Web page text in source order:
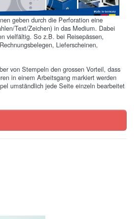
geben durch die Perforation eine
Text/Zeichen) in das Medium. Dabei
vielfältig. So z.B. bei Reisepässen,
Lieferscheinen,
von Stempeln den grossen Vorteil, dass
in einem Arbeitsgang markiert werden
umständlich jede Seite einzeln bearbeitet